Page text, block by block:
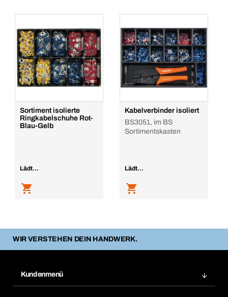
Sortiment isolierte
Ringkabelschuhe Rot-
Blau-Gelb
Lädt...
Kabelverbinder isoliert
BS3051, im BS
Sortimentskasten
Lädt...
WIR VERSTEHEN DEIN HANDWERK.
Kundenmenü